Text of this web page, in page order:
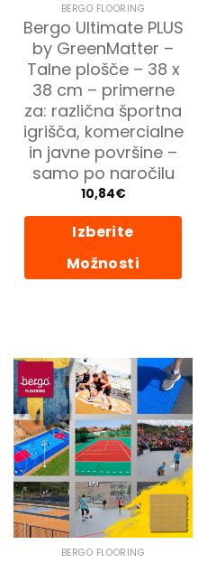
BERGO FLOORING
Bergo Ultimate PLUS
by GreenMatter –
Talne plošče – 38 x
38 cm – primerne
za: različna športna
igrišča, komercialne
in javne površine –
samo po naročilu
10,84€
Izberite
Možnosti
različic.
Možnosti
lahko
izberete
na
strani
izdelka
BERGO FLOORING